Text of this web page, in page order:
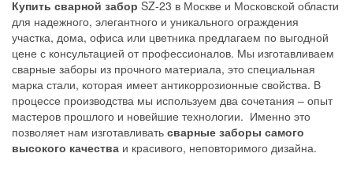
Купить сварной забор SZ-23 в Москве и Московской области
для надежного, элегантного и уникального ограждения
участка, дома, офиса или цветника предлагаем по выгодной
цене с консультацией от профессионалов. Мы изготавливаем
сварные заборы из прочного материала, это специальная
марка стали, которая имеет антикоррозионные свойства. В
процессе производства мы используем два сочетания – опыт
мастеров прошлого и новейшие технологии. Именно это
позволяет нам изготавливать сварные заборы самого
высокого качества и красивого, неповторимого дизайна.